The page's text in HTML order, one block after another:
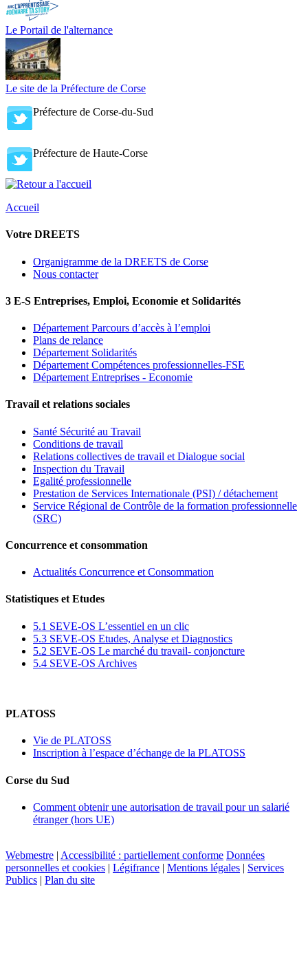
Le Portail de l'alternance
Le site de la Préfecture de Corse
Préfecture de Corse-du-Sud
Préfecture de Haute-Corse
Accueil
Votre DREETS
Organigramme de la DREETS de Corse
Nous contacter
3 E-S Entreprises, Emploi, Economie et Solidarités
Département Parcours d’accès à l’emploi
Plans de relance
Département Solidarités
Département Compétences professionnelles-FSE
Département Entreprises - Economie
Travail et relations sociales
Santé Sécurité au Travail
Conditions de travail
Relations collectives de travail et Dialogue social
Inspection du Travail
Egalité professionnelle
Prestation de Services Internationale (PSI) / détachement
Service Régional de Contrôle de la formation professionnelle
(SRC)
Concurrence et consommation
Actualités Concurrence et Consommation
Statistiques et Etudes
5.1 SEVE-OS L’essentiel en un clic
5.3 SEVE-OS Etudes, Analyse et Diagnostics
5.2 SEVE-OS Le marché du travail- conjoncture
5.4 SEVE-OS Archives
PLATOSS
Vie de PLATOSS
Inscription à l’espace d’échange de la PLATOSS
Corse du Sud
Comment obtenir une autorisation de travail pour un salarié
étranger (hors UE)
Webmestre | Accessibilité : partiellement conforme Données
personnelles et cookies | Légifrance | Mentions légales | Services
Publics | Plan du site